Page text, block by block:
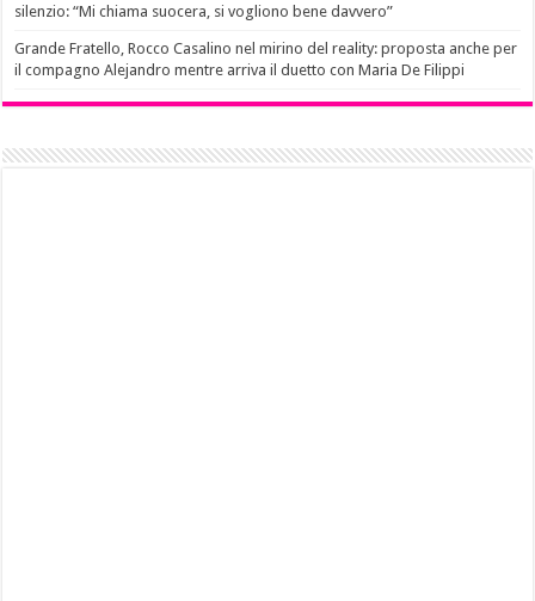
silenzio: “Mi chiama suocera, si vogliono bene davvero”
Grande Fratello, Rocco Casalino nel mirino del reality: proposta anche per
il compagno Alejandro mentre arriva il duetto con Maria De Filippi